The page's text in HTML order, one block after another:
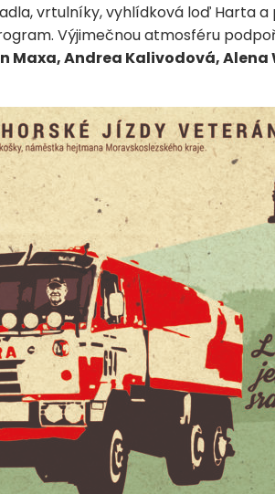
vrtulníky, vyhlídková loď Harta
Výjimečnou atmosféru
Maxa, Andrea Kalivodová, Alena